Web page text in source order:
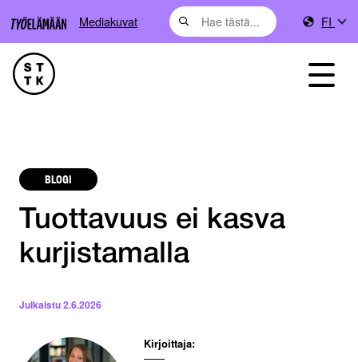
Mediakuvat FI
BLOGI
Tuottavuus ei kasva
kurjistamalla
Julkaistu2.6.2026
Kirjoittaja: